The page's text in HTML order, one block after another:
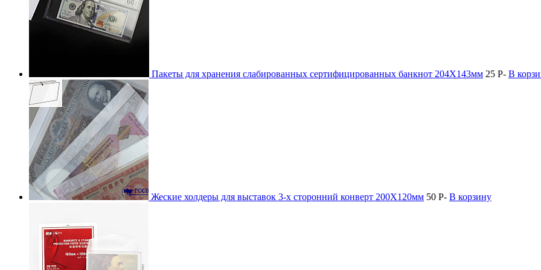
Пакеты для хранения слабированных сертифицированных банкнот 204Х143мм 25 P- В
Жеские холдеры для выставок 3-х сторонний конверт 200X120мм 50 P- В корзину